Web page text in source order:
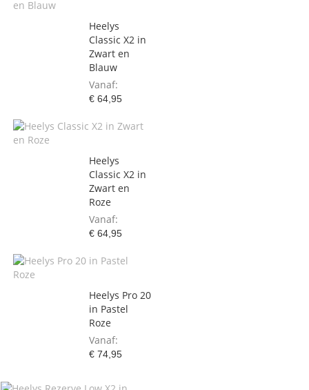
Heelys
Classic X2 in
Zwart en
Blauw
Vanaf
€ 64,95
Heelys
Classic X2 in
Zwart en
Roze
Vanaf
€ 64,95
Heelys Pro 20
in Pastel
Roze
Vanaf
€ 74,95